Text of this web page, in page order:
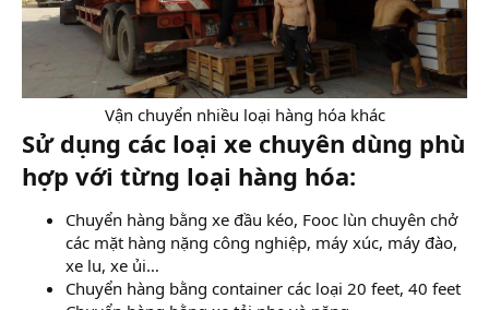
Vận chuyển nhiều loại hàng hóa khác​
Sử dụng các loại xe chuyên dùng phù
hợp với từng loại hàng hóa:
Chuyển hàng bằng xe đầu kéo, Fooc lùn chuyên chở
các mặt hàng nặng công nghiệp, máy xúc, máy đào,
xe lu, xe ủi…
Chuyển hàng bằng container các loại 20 feet, 40 feet